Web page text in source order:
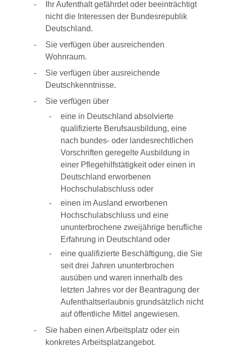
Ihr Aufenthalt gefährdet oder beeinträchtigt
nicht die Interessen der Bundesrepublik
Deutschland.
Sie verfügen über ausreichenden
Wohnraum.
Sie verfügen über ausreichende
Deutschkenntnisse.
Sie verfügen über
eine in Deutschland absolvierte
qualifizierte Berufsausbildung, eine
nach bundes- oder landesrechtlichen
Vorschriften geregelte Ausbildung in
einer Pflegehilfstätigkeit oder einen in
Deutschland erworbenen
Hochschulabschluss oder
einen im Ausland erworbenen
Hochschulabschluss und eine
ununterbrochene zweijährige berufliche
Erfahrung in Deutschland oder
eine qualifizierte Beschäftigung, die Sie
seit drei Jahren ununterbrochen
ausüben und waren innerhalb des
letzten Jahres vor der Beantragung der
Aufenthaltserlaubnis grundsätzlich nicht
auf öffentliche Mittel angewiesen.
Sie haben einen Arbeitsplatz oder ein
konkretes Arbeitsplatzangebot.